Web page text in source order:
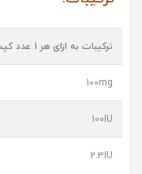
ترکیبات به ازای هر 1 عدد کپسول نرم
100mg
100IU
2.3IU